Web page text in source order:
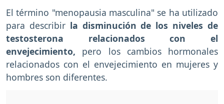
El término "menopausia masculina" se ha utilizado
para describir la disminución de los niveles de
testosterona relacionados con el
envejecimiento, pero los cambios hormonales
relacionados con el envejecimiento en mujeres y
hombres son diferentes.